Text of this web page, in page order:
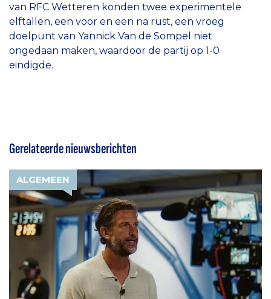
van RFC Wetteren konden twee experimentele
elftallen, een voor en een na rust, een vroeg
doelpunt van Yannick Van de Sompel niet
ongedaan maken, waardoor de partij op 1-0
eindigde.
Gerelateerde nieuwsberichten
ALGEMEEN